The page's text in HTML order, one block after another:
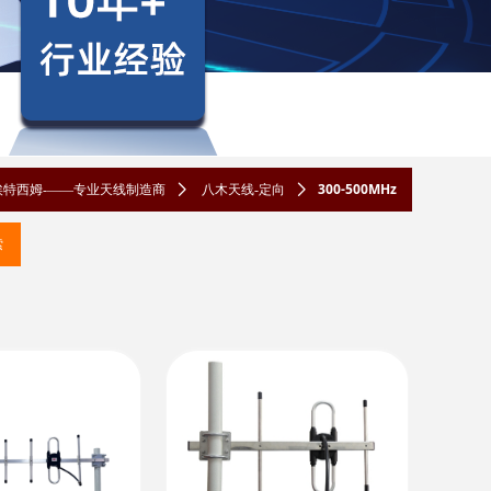
特西姆-——专业天线制造商 ꄲ 八木天线-定向 ꄲ 300-500MHz